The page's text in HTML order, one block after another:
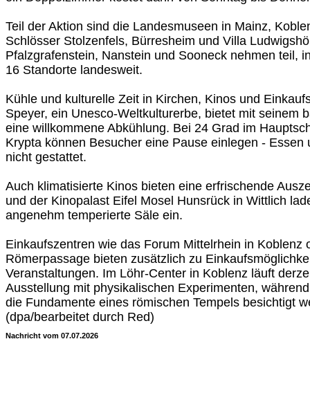
Teil der Aktion sind die Landesmuseen in Mainz,
Schlösser Stolzenfels, Bürresheim und Villa
Pfalzgrafenstein, Nanstein und Sooneck nehmen teil,
16 Standorte landesweit.
Kühle und kulturelle Zeit in Kirchen, Kinos und
Speyer, ein Unesco-Weltkulturerbe, bietet mit seinem
eine willkommene Abkühlung. Bei 24 Grad im
Krypta können Besucher eine Pause einlegen - Essen
nicht gestattet.
Auch klimatisierte Kinos bieten eine erfrischende
und der Kinopalast Eifel Mosel Hunsrück in Wittlich
angenehm temperierte Säle ein.
Einkaufszentren wie das Forum Mittelrhein in Koblenz
Römerpassage bieten zusätzlich zu
Veranstaltungen. Im Löhr-Center in Koblenz läuft
Ausstellung mit physikalischen Experimenten,
die Fundamente eines römischen Tempels besichtigt
(dpa/bearbeitet durch Red)
Nachricht vom 07.07.2026